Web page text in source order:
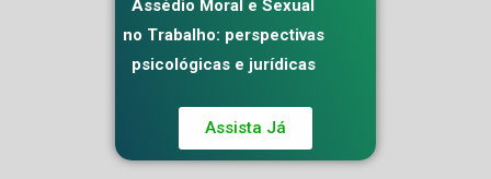
Assédio Moral e Sexual
no Trabalho: perspectivas
psicológicas e jurídicas
Assista Já